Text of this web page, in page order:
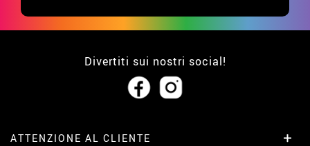
Divertiti sui nostri social!
ATTENZIONE AL CLIENTE